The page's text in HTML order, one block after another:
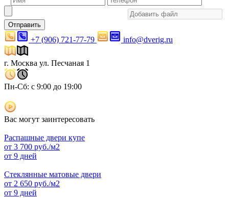
Отправить
+7 (906) 721-77-79 info@dverig.ru
г. Москва ул. Песчаная 1
Пн-Сб: с 9:00 до 19:00
Вас могут заинтересовать
Распашные двери купе
от 3 700 руб./м2
от 9 дней
Стеклянные матовые двери
от 2 650 руб./м2
от 9 дней